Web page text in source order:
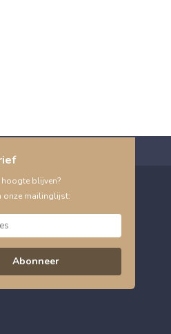
blijven?
onze mailinglijst:
Abonneer